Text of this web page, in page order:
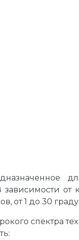
от
от 1 до 30
спектра